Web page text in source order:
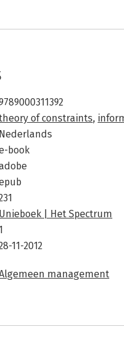
of constraints,
Nederlands
book
Unieboek | Het Spectrum
11-2012
management